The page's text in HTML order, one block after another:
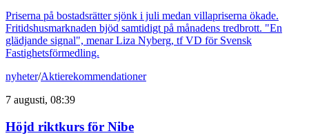
Priserna på bostadsrätter sjönk i juli medan villapriserna ökade.
Fritidshusmarknaden bjöd samtidigt på månadens tredbrott. "En
glädjande signal", menar Liza Nyberg, tf VD för Svensk
Fastighetsförmedling.
nyheter/Aktierekommendationer
7 augusti, 08:39
Höjd riktkurs för Nibe